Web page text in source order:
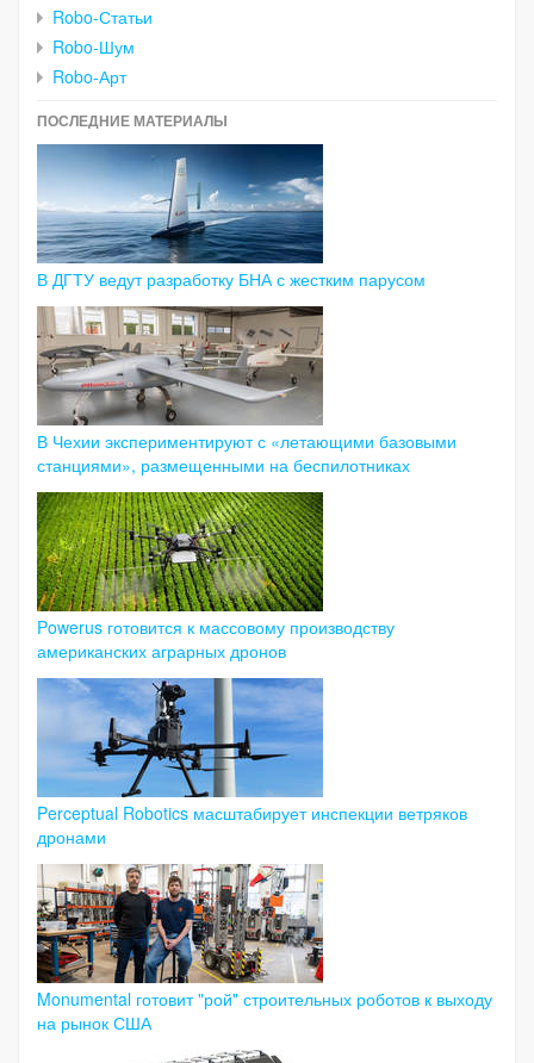
Robo-Статьи
Robo-Шум
Robo-Арт
ПОСЛЕДНИЕ МАТЕРИАЛЫ
В ДГТУ ведут разработку БНА с жестким парусом
В Чехии экспериментируют с «летающими базовыми
станциями», размещенными на беспилотниках
Powerus готовится к массовому производству
американских аграрных дронов
Perceptual Robotics масштабирует инспекции ветряков
дронами
Monumental готовит "рой" строительных роботов к выходу
на рынок США